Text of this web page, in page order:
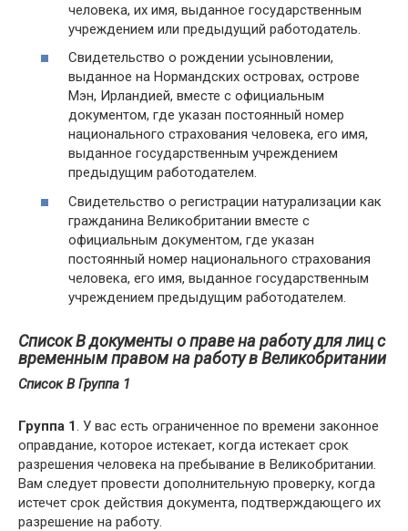
человека, их имя, выданное государственным
учреждением или предыдущий работодатель.
Свидетельство о рождении усыновлении,
выданное на Нормандских островах, острове
Мэн, Ирландией, вместе с официальным
документом, где указан постоянный номер
национального страхования человека, его имя,
выданное государственным учреждением
предыдущим работодателем.
Свидетельство о регистрации натурализации как
гражданина Великобритании вместе с
официальным документом, где указан
постоянный номер национального страхования
человека, его имя, выданное государственным
учреждением предыдущим работодателем.
Список B документы о праве на работу для лиц с
временным правом на работу в Великобритании
Список B Группа 1
Группа 1 . У вас есть ограниченное по времени законное
оправдание, которое истекает, когда истекает срок
разрешения человека на пребывание в Великобритании.
Вам следует провести дополнительную проверку, когда
истечет срок действия документа, подтверждающего их
разрешение на работу.